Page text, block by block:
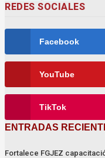
REDES SOCIALES
Facebook
YouTube
TikTok
ENTRADAS
Fortalece FGJEZ